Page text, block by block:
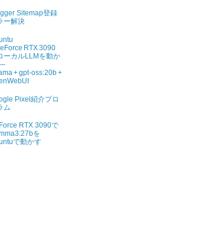
Sitemap登録
ー解決
RTX 3090
ーカルLLMを動か
+ gpt‑oss:20b +
Pixel紹介プロ
ム
RTX 3090で
を
で動かす